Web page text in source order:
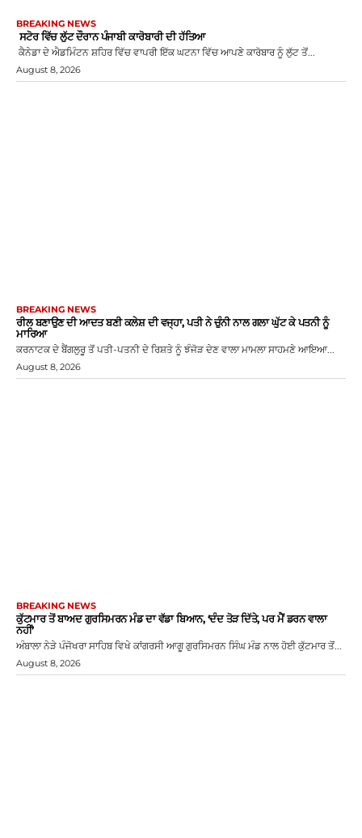
BREAKING NEWS
ਸਟੋਰ ਵਿੱਚ ਲੁੱਟ ਦੌਰਾਨ ਪੰਜਾਬੀ ਕਾਰੋਬਾਰੀ ਦੀ ਹੱਤਿਆ
ਕੈਨੇਡਾ ਦੇ ਐਡਮਿੰਟਨ ਸ਼ਹਿਰ ਵਿੱਚ ਵਾਪਰੀ ਇੱਕ ਘਟਨਾ ਵਿੱਚ ਆਪਣੇ ਕਾਰੋਬਾਰ ਨੂੰ ਲੁੱਟ ਤੋਂ...
August 8, 2026
BREAKING NEWS
ਰੀਲ ਬਣਾਉਣ ਦੀ ਆਦਤ ਬਣੀ ਕਲੇਸ਼ ਦੀ ਵਜ੍ਹਾ, ਪਤੀ ਨੇ ਚੁੰਨੀ ਨਾਲ ਗਲਾ ਘੁੱਟ ਕੇ ਪਤਨੀ ਨੂੰ
ਮਾਰਿਆ
ਕਰਨਾਟਕ ਦੇ ਬੈਂਗਲੁਰੂ ਤੋਂ ਪਤੀ-ਪਤਨੀ ਦੇ ਰਿਸ਼ਤੇ ਨੂੰ ਝੰਜੋੜ ਦੇਣ ਵਾਲਾ ਮਾਮਲਾ ਸਾਹਮਣੇ ਆਇਆ...
August 8, 2026
BREAKING NEWS
ਕੁੱਟਮਾਰ ਤੋਂ ਬਾਅਦ ਗੁਰਸਿਮਰਨ ਮੰਡ ਦਾ ਵੱਡਾ ਬਿਆਨ, ‘ਦੰਦ ਤੋੜ ਦਿੱਤੇ, ਪਰ ਮੈਂ ਡਰਨ ਵਾਲਾ
ਨਹੀਂ’
ਅੰਬਾਲਾ ਨੇੜੇ ਪੰਜੋਖਰਾ ਸਾਹਿਬ ਵਿਖੇ ਕਾਂਗਰਸੀ ਆਗੂ ਗੁਰਸਿਮਰਨ ਸਿੰਘ ਮੰਡ ਨਾਲ ਹੋਈ ਕੁੱਟਮਾਰ ਤੋਂ...
August 8, 2026